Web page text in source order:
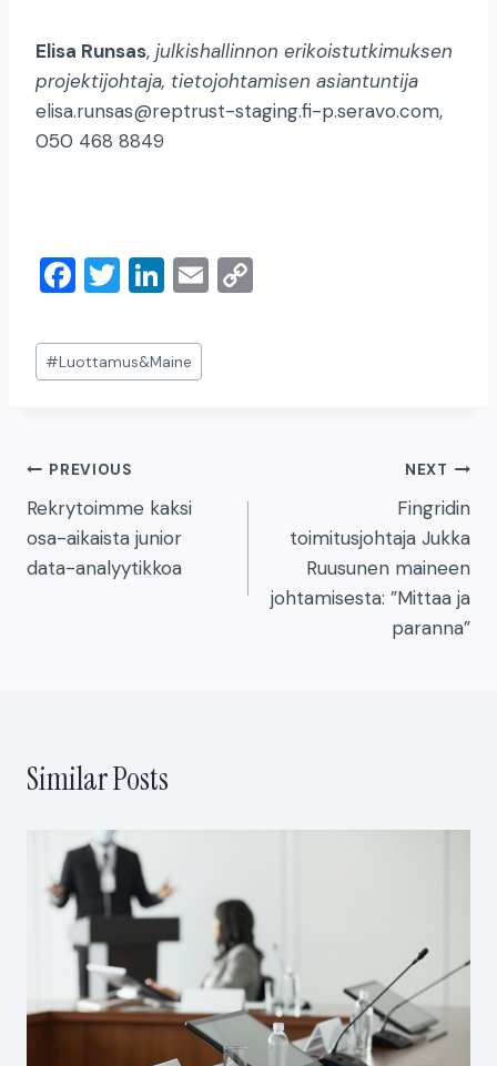
Elisa Runsas, julkishallinnon erikoistutkimuksen
projektijohtaja, tietojohtamisen asiantuntija
elisa.runsas@reptrust-staging.fi-p.seravo.com,
050 468 8849
F
c
e
o
o
k
T
tt
er
Li
k
e
E
Post
Tags:
#Luottamus&Maine
Artikkelien
selaus
PREVIOUS
Rekrytoimme kaksi
osa-aikaista junior
data-analyytikkoa
NEXT
Fingridin
toimitusjohtaja Jukka
Ruusunen maineen
johtamisesta: ”Mittaa ja
paranna”
Similar Posts